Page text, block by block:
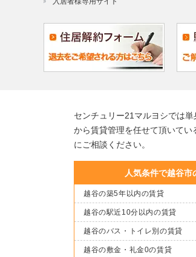
センチュリー21マルヨシでは
から賃貸管理を任せて頂いて
にご相談ください。
人気条件で越谷市
越谷の築5年以内の賃貸
越谷の駅近10分以内の賃貸
越谷のバス・トイレ別の賃貸
越谷の敷金・礼金0の賃貸